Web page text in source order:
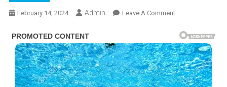
February 14, 2024 Admin Leave A CommentOn
ભરૂચાએ
ચડ્ડી
ઊંચી
કરીને
એવી